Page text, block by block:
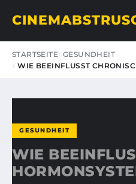
STARTSEITE GESUNDHEIT
WIE BEEINFLUSST
GESUNDHEIT
WIE